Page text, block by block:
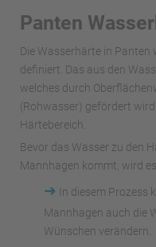
Panten
Die Wasserhärte in Panten
definiert. Das aus den
welches durch
(Rohwasser) gefördert
Härtebereich.
Bevor das Wasser zu den
Mannhagen kommt, wird
➜
In diesem Prozess
Mannhagen auch die
Wünschen verändern.